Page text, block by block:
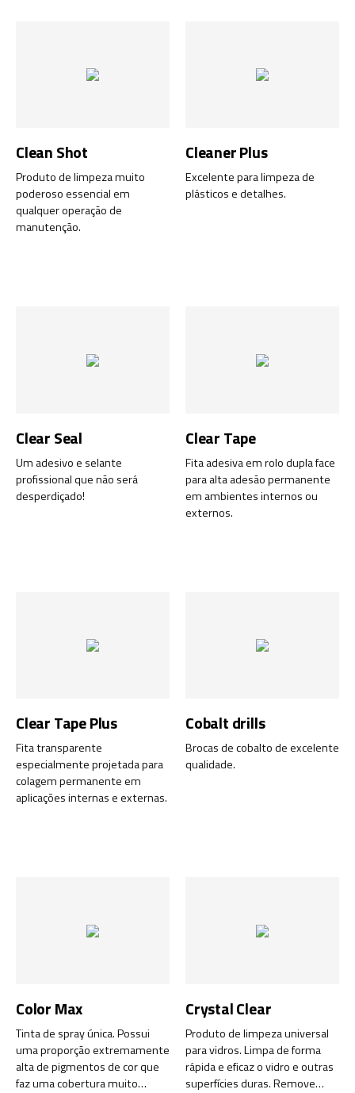
Clean Shot
Produto de limpeza muito
poderoso essencial em
qualquer operação de
manutenção.
Cleaner Plus
Excelente para limpeza de
plásticos e detalhes.
Clear Seal
Um adesivo e selante
profissional que não será
desperdiçado!
Clear Tape
Fita adesiva em rolo dupla face
para alta adesão permanente
em ambientes internos ou
externos.
Clear Tape Plus
Fita transparente
especialmente projetada para
colagem permanente em
aplicações internas e externas.
Cobalt drills
Brocas de cobalto de excelente
qualidade.
Color Max
Tinta de spray única. Possui
uma proporção extremamente
alta de pigmentos de cor que
faz uma cobertura muito
Crystal Clear
Produto de limpeza universal
para vidros. Limpa de forma
rápida e eficaz o vidro e outras
superfícies duras. Remove